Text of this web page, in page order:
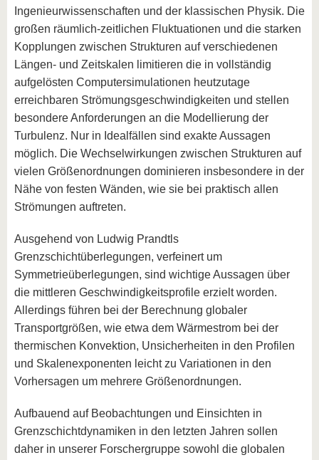
Ingenieurwissenschaften und der klassischen Physik. Die
großen räumlich-zeitlichen Fluktuationen und die starken
Kopplungen zwischen Strukturen auf verschiedenen
Längen- und Zeitskalen limitieren die in vollständig
aufgelösten Computersimulationen heutzutage
erreichbaren Strömungsgeschwindigkeiten und stellen
besondere Anforderungen an die Modellierung der
Turbulenz. Nur in Idealfällen sind exakte Aussagen
möglich. Die Wechselwirkungen zwischen Strukturen auf
vielen Größenordnungen dominieren insbesondere in der
Nähe von festen Wänden, wie sie bei praktisch allen
Strömungen auftreten.
Ausgehend von Ludwig Prandtls
Grenzschichtüberlegungen, verfeinert um
Symmetrieüberlegungen, sind wichtige Aussagen über
die mittleren Geschwindigkeitsprofile erzielt worden.
Allerdings führen bei der Berechnung globaler
Transportgrößen, wie etwa dem Wärmestrom bei der
thermischen Konvektion, Unsicherheiten in den Profilen
und Skalenexponenten leicht zu Variationen in den
Vorhersagen um mehrere Größenordnungen.
Aufbauend auf Beobachtungen und Einsichten in
Grenzschichtdynamiken in den letzten Jahren sollen
daher in unserer Forschergruppe sowohl die globalen